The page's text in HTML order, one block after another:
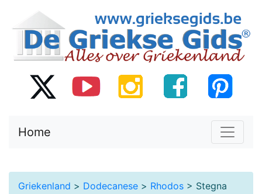
Home
Griekenland > Dodecanese > Rhodos > Stegna